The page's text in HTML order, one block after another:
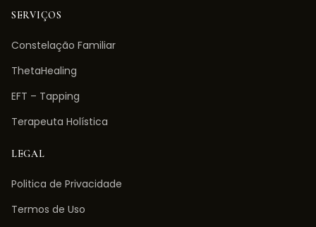
SERVIÇOS
Constelação Familiar
ThetaHealing
EFT – Tapping
Terapeuta Holística
LEGAL
Politica de Privacidade
Termos de Uso